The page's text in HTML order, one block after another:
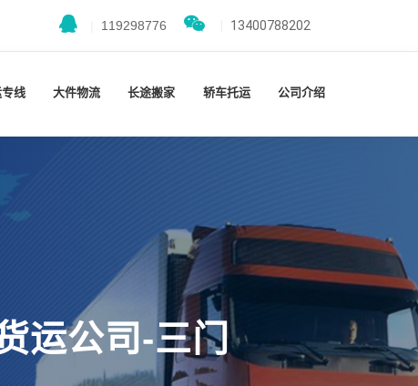
119298776 13400788202
线 大件物流 长途搬家 轿车托运 公司介绍
运公司-三门